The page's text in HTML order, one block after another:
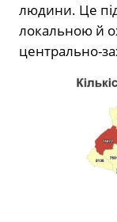
людини. Це
локальною й
центрально-